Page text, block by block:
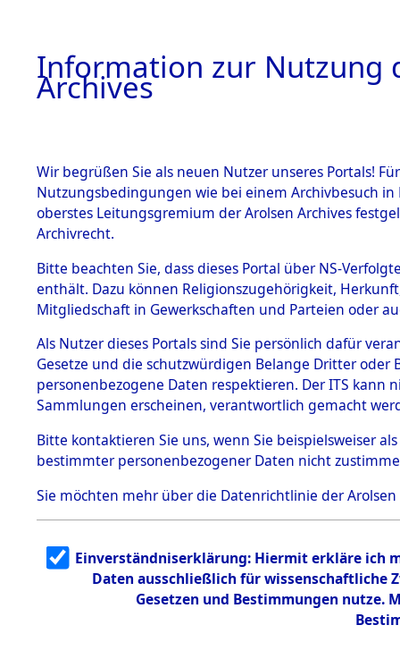
BESTÄNDE
1.
mente
5. Verschiedenes
5.3
Todesmärsche
5.3.1 Alliierte
Erhebungen
zu
Todesmärsch
en
5.3.2
g
5.3.3
Todesmärsch
0065
Information zur Nutzung
Archives
Wir begrüßen Sie als neuen Nutzer unseres Portals!
Nutzungsbedingungen wie bei einem Archivbesuch
oberstes Leitungsgremium der Arolsen Archives
Archivrecht.
Bitte beachten Sie, dass dieses Portal über NS-
enthält. Dazu können Religionszugehörigkeit,
Mitgliedschaft in Gewerkschaften und Parteien oder
Als Nutzer dieses Portals sind Sie persönlich dafür
Gesetze und die schutzwürdigen Belange Dritter
personenbezogene Daten respektieren. Der ITS
Sammlungen erscheinen, verantwortlich gemacht
Bitte kontaktieren Sie uns, wenn Sie beispielsweiser
bestimmter personenbezogener Daten nicht
Sie möchten mehr über die Datenrichtlinie der Arolsen
Einverständniserklärung: Hiermit erkläre ich
Daten ausschließlich für wissenschaftliche
Gesetzen und Bestimmungen nutze.